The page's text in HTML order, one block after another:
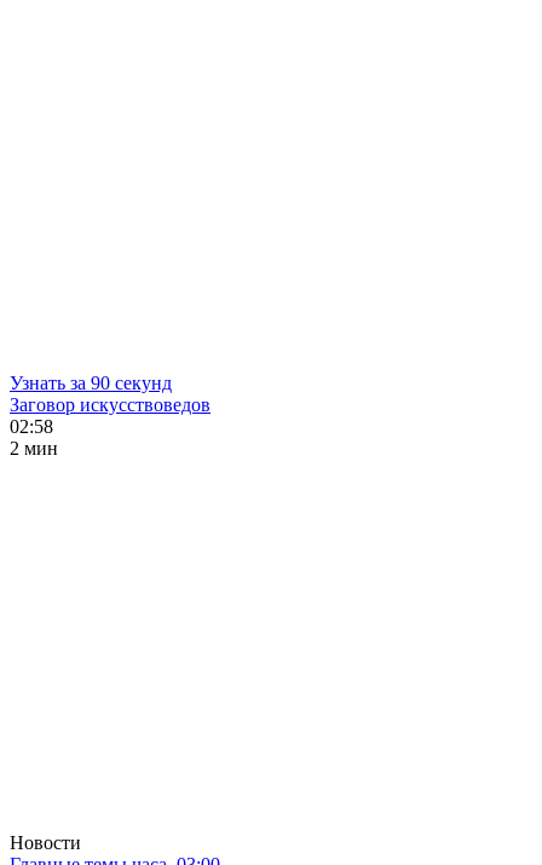
Узнать за 90 секунд
Заговор искусствоведов
02:58
2 мин
Новости